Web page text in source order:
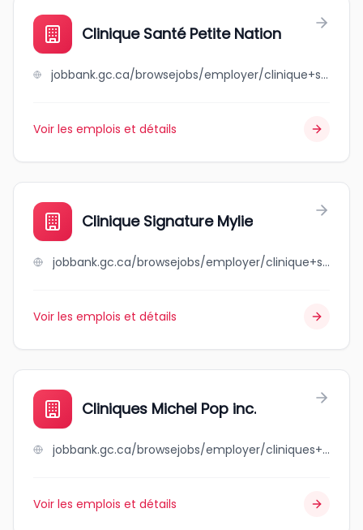
Clinique Santé Petite Nation
jobbank.gc.ca/browsejobs/employer/clinique+sant%C3%A9+petite+nation/ca
Voir les emplois et détails
Clinique Signature Mylie
jobbank.gc.ca/browsejobs/employer/clinique+signature+mylie/ca
Voir les emplois et détails
Cliniques Michel Pop inc.
jobbank.gc.ca/browsejobs/employer/cliniques+michel+pop+inc./ca
Voir les emplois et détails